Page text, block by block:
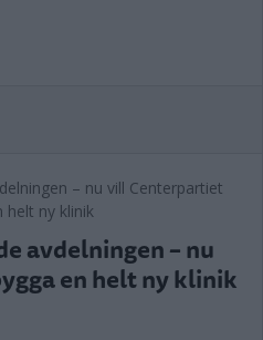
avdelningen – nu
en helt ny klinik